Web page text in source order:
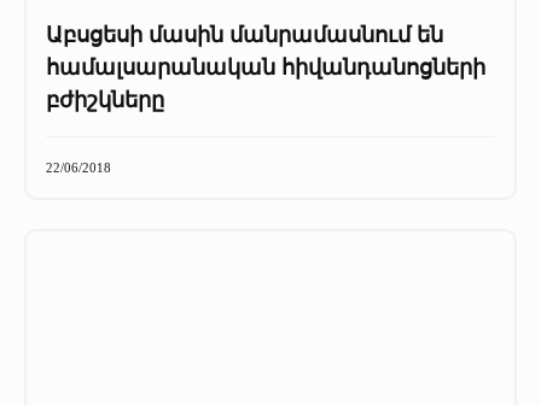
Աբսցեսի մասին մանրամասնում են
համալսարանական հիվանդանոցների
բժիշկները
22/06/2018